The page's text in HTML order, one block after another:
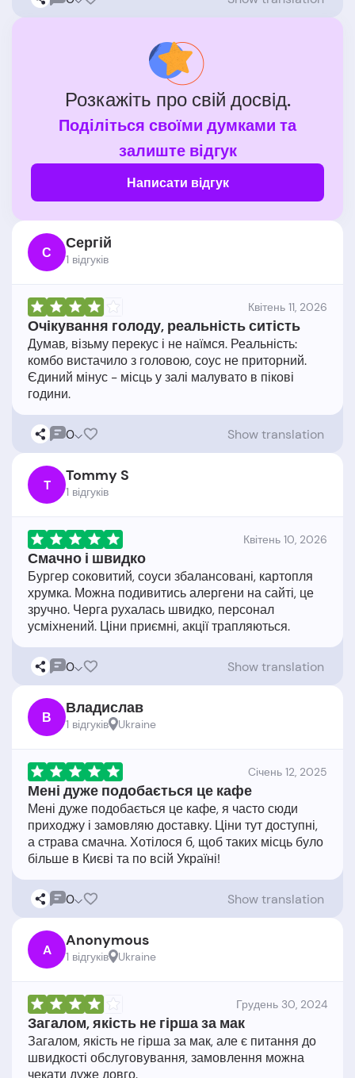
Розкажіть про свій досвід.
Поділіться своїми думками та
залиште відгук
Написати відгук
С Сергій
1 відгукiв
Квітень 11, 2026
Очікування голоду, реальність ситість
Думав, візьму перекус і не наїмся. Реальність:
комбо вистачило з головою, соус не приторний.
Єдиний мінус - місць у залі малувато в пікові
0 Show translation
T Tommy S
1 відгукiв
Квітень 10, 2026
Смачно і швидко
Бургер соковитий, соуси збалансовані, картопля
хрумка. Можна подивитись алергени на сайті, це
зручно. Черга рухалась швидко, персонал
0 Show translation
В Владислав
1 відгукiв Ukraine
Cічень 12, 2025
Мені дуже подобається це кафе
Мені дуже подобається це кафе, я часто сюди
приходжу і замовляю доставку. Ціни тут доступні,
а страва смачна. Хотілося б, щоб таких місць було
0 Show translation
A Anonymous
1 відгукiв Ukraine
Грудень 30, 2024
Загалом, якість не гірша за мак
Загалом, якість не гірша за мак, але є питання до
швидкості обслуговування, замовлення можна